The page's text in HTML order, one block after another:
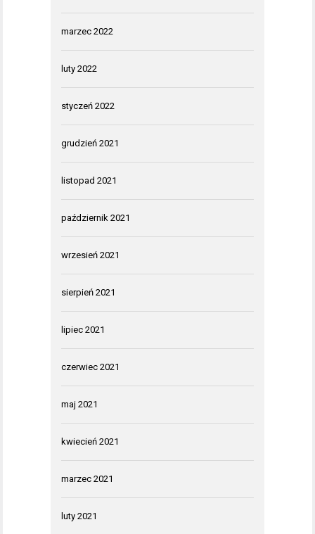
marzec 2022
luty 2022
styczeń 2022
grudzień 2021
listopad 2021
październik 2021
wrzesień 2021
sierpień 2021
lipiec 2021
czerwiec 2021
maj 2021
kwiecień 2021
marzec 2021
luty 2021